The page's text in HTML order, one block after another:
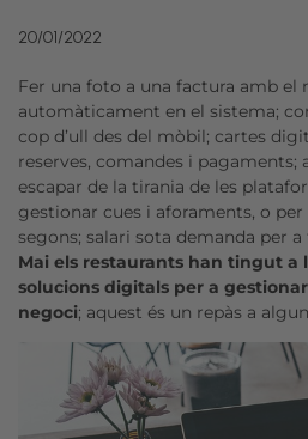
20/01/2022
Fer una foto a una factura amb el
automàticament en el sistema;
cop d’ull des del mòbil; cartes
reserves, comandes i pagaments;
escapar de la tirania de les
gestionar cues i aforaments, o
segons; salari sota demanda per
Mai els restaurants han tingut a
solucions digitals per a
negoci; aquest és un repàs a